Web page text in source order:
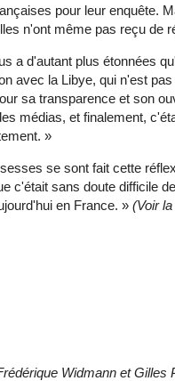
pour leur enquête.
n'ont même pas reçu de
a d'autant plus étonnées
avec la Libye, qui n'est
sa transparence et son
médias, et finalement,
»
se sont fait cette
c'était sans doute difficile
en France. » (Voir
Widmann et Gilles